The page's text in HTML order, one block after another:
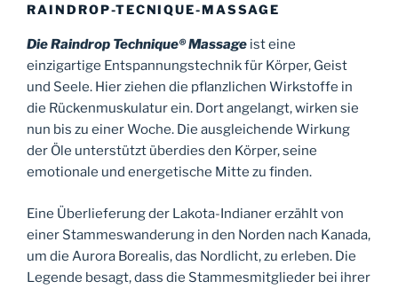
RAINDROP-TECNIQUE-MASSAGE
Die Raindrop Technique® Massage ist eine
einzigartige Entspannungstechnik für Körper, Geist
und Seele. Hier ziehen die pflanzlichen Wirkstoffe in
die Rückenmuskulatur ein. Dort angelangt, wirken sie
nun bis zu einer Woche. Die ausgleichende Wirkung
der Öle unterstützt überdies den Körper, seine
emotionale und energetische Mitte zu finden.
Eine Überlieferung der Lakota-Indianer erzählt von
einer Stammeswanderung in den Norden nach Kanada,
um die Aurora Borealis, das Nordlicht, zu erleben. Die
Legende besagt, dass die Stammesmitglieder bei ihrer